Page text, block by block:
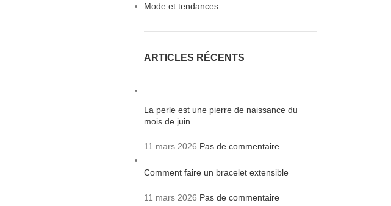
Mode et tendances
ARTICLES RÉCENTS
La perle est une pierre de naissance du
mois de juin
11 mars 2026 Pas de commentaire
Comment faire un bracelet extensible
11 mars 2026 Pas de commentaire